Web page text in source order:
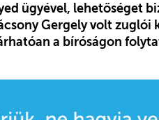
ügyével, lehetőséget
Gergely volt zuglói
a bíróságon